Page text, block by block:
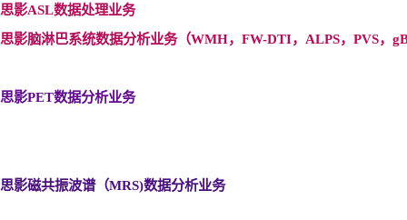
思影ASL数据处理业务
思影脑淋巴系统数据分析业务（WMH，FW-DTI，ALPS，PVS，
思影PET数据分析业务
思影磁共振波谱（MRS)数据分析业务